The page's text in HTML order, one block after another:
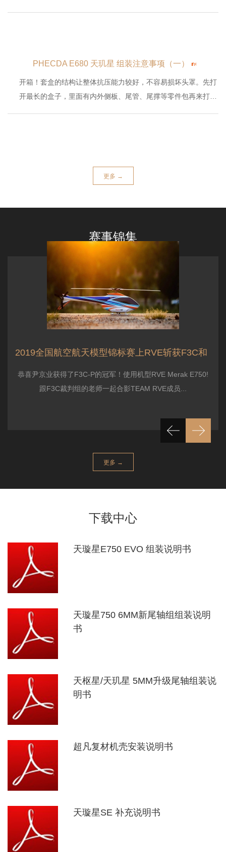
PHECDA E680 天玑星 组装注意事项（一）
开箱！套盒的结构让整体抗压能力较好，不容易损坏头罩。先打
开最长的盒子，里面有内外侧板、尾管、尾撑等零件包再来打开
更多 →
赛事锦集
2019全国航空航天模型锦标赛上RVE斩获F3C和
苏州航空模型国际大奖赛F3C项目迎来了一位日本排
更多 →
下载中心
天璇星E750 EVO 组装说明书
天璇星750 6MM新尾轴组组装说明
书
天枢星/天玑星 5MM升级尾轴组装说
明书
超凡复材机壳安装说明书
天璇星SE 补充说明书